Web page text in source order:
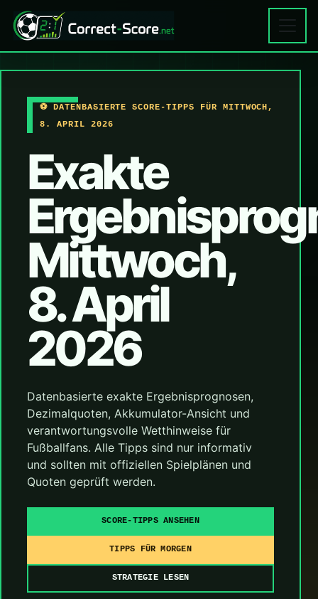
⚽ DATENBASIERTE SCORE-TIPPS FÜR MITTWOCH,
8. APRIL 2026
Exakte
Mittwoch,
8. April
2026
Datenbasierte exakte Ergebnisprognosen,
Dezimalquoten, Akkumulator-Ansicht und
verantwortungsvolle Wetthinweise für
Fußballfans. Alle Tipps sind nur informativ
und sollten mit offiziellen Spielplänen und
Quoten geprüft werden.
SCORE-TIPPS ANSEHEN
TIPPS FÜR MORGEN
STRATEGIE LESEN